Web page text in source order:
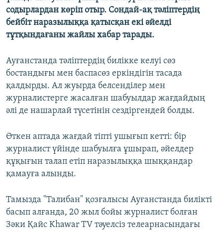
содырлардан көріп отыр. Сондай-ақ тәліптердің
бейбіт наразылыққа қатысқан екі әйелді
тұтқындағаны жайлы хабар тарады.
Ауғанстанда тәліптердің билікке келуі сөз
бостандығы мен баспасөз еркіндігін тасада
қалдырды. Ал жуырда белсенділер мен
журналистерге жасалған шабуылдар жағдайдың
әлі де нашарлай түсетінін сездіргендей болды.
Өткен аптада жағдай тіпті ушығып кетті: бір
журналист үйінде шабуылға ұшырап, әйелдер
құқығын талап етіп наразылыққа шыққандар
қамауға алынды.
Тамызда "Талибан" қозғалысы Ауғанстанда билікті
басып алғанда, 20 жыл бойы журналист болған
Зәки Қайс Khawar TV тәуелсіз телеарнасындағы